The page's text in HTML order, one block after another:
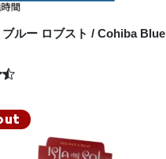
ブルー ロブスト / Cohiba Blue